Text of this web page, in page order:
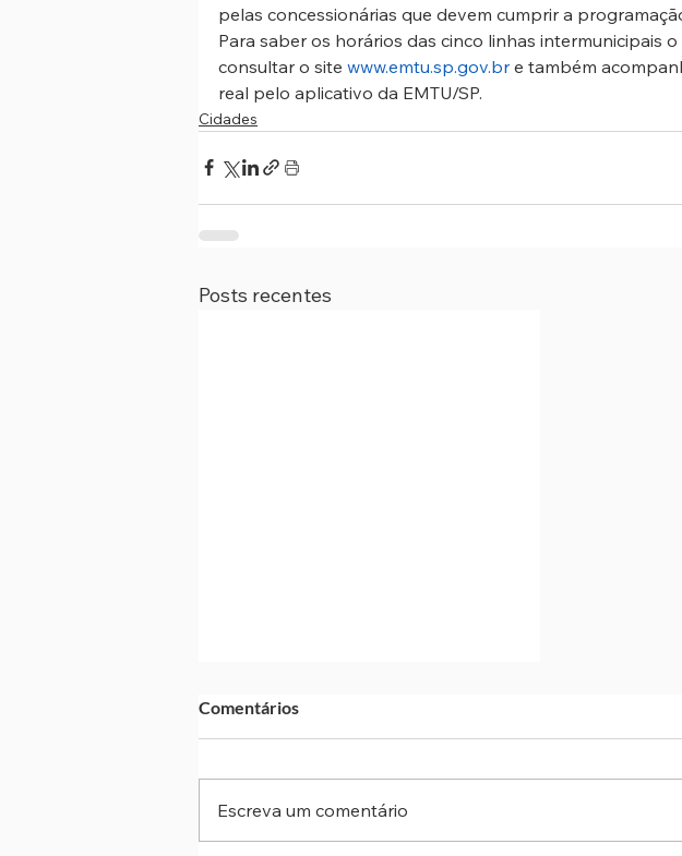
pelas concessionárias que devem cumprir a
Para saber os horários das cinco linhas intermunicipais
consultar o site www.emtu.sp.gov.br e também
real pelo aplicativo da EMTU/SP.
Cidades
Posts recentes
Comentários
Escreva um comentário